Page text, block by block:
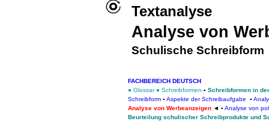
Textanalyse
Analyse von
Schulische Schreibform
FACHBEREICH DEUTSCH
● Glossar ● Schreibformen ▪ Schreibformen in
Schreibform ▪ Aspekte der Schreibaufgabe ▪
Analyse von Werbeanzeigen ◄ ▪ Analyse von
Beurteilung schulischer Schreibprodukte und